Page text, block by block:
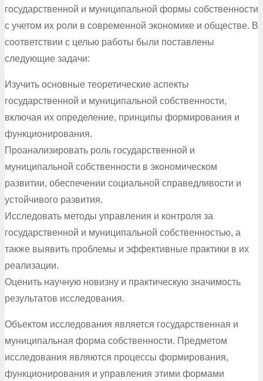
государственной и муниципальной формы собственности
с учетом их роли в современной экономике и обществе. В
соответствии с целью работы были поставлены
следующие задачи:
Изучить основные теоретические аспекты
государственной и муниципальной собственности,
включая их определение, принципы формирования и
функционирования.
Проанализировать роль государственной и
муниципальной собственности в экономическом
развитии, обеспечении социальной справедливости и
устойчивого развития.
Исследовать методы управления и контроля за
государственной и муниципальной собственностью, а
также выявить проблемы и эффективные практики в их
реализации.
Оценить научную новизну и практическую значимость
результатов исследования.
Объектом исследования является государственная и
муниципальная форма собственности. Предметом
исследования являются процессы формирования,
функционирования и управления этими формами